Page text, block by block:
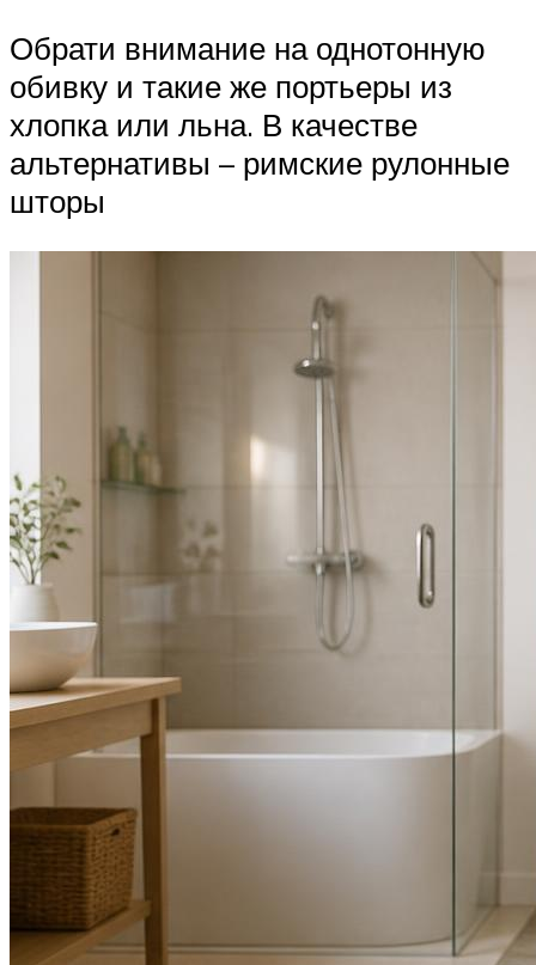
Обрати внимание на однотонную
обивку и такие же портьеры из
хлопка или льна. В качестве
альтернативы – римские рулонные
шторы